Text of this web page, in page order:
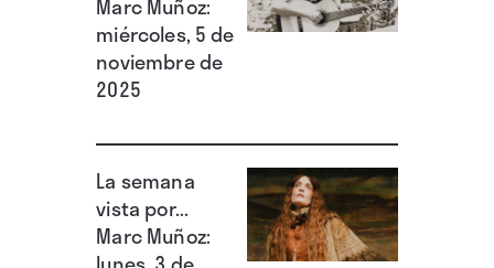
Marc Muñoz:
miércoles, 5 de
noviembre de
2025
La semana
vista por...
Marc Muñoz: